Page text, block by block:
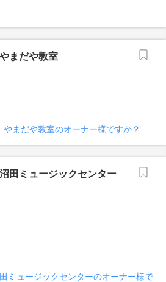
まだや教室
まだや教室のオーナー様ですか？
田ミュージックセンター
ミュージックセンターのオーナー様で